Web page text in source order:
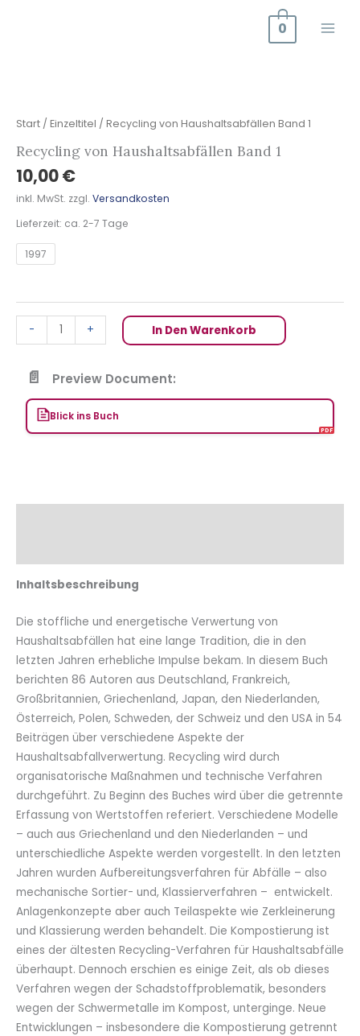
0
Start / Einzeltitel / Recycling von Haushaltsabfällen Band 1
Recycling von Haushaltsabfällen Band 1
10,00€
inkl. MwSt. zzgl. Versandkosten
Lieferzeit: ca. 2-7 Tage
1997
-
Haushaltsabfällen
1
Menge
+ In Den Warenkorb
Preview Document:
Blick ins Buch
Inhaltsbeschreibung
Die stoffliche und energetische Verwertung von
Haushaltsabfällen hat eine lange Tradition, die in den
letzten Jahren erhebliche Impulse bekam. In diesem Buch
berichten 86 Autoren aus Deutschland, Frankreich,
Großbritannien, Griechenland, Japan, den Niederlanden,
Österreich, Polen, Schweden, der Schweiz und den USA in 54
Beiträgen über verschiedene Aspekte der
Haushaltsabfallverwertung. Recycling wird durch
organisatorische Maßnahmen und technische Verfahren
durchgeführt. Zu Beginn des Buches wird über die getrennte
Erfassung von Wertstoffen referiert. Verschiedene Modelle
– auch aus Griechenland und den Niederlanden – und
unterschiedliche Aspekte werden vorgestellt. In den letzten
Jahren wurden Aufbereitungsverfahren für Abfälle – also
mechanische Sortier- und, Klassierverfahren – entwickelt.
Anlagenkonzepte aber auch Teilaspekte wie Zerkleinerung
und Klassierung werden behandelt. Die Kompostierung ist
eines der ältesten Recycling-Verfahren für Haushaltsabfälle
überhaupt. Dennoch erschien es einige Zeit, als ob dieses
Verfahren wegen der Schadstoffproblematik, besonders
wegen der Schwermetalle im Kompost, unterginge. Neue
Entwicklungen – insbesondere die Kompostierung getrennt